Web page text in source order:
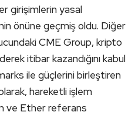
girişimlerin yasal
önüne geçmiş oldu. Diğer
CME Group, kripto
itibar kazandığını kabul
ile güçlerini birleştiren
hareketli işlem
ve Ether referans